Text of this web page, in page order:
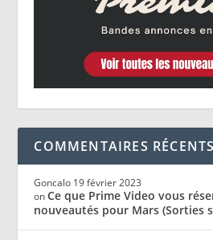
COMMENTAIRES RÉCENTS
Goncalo 19 février 2023
onCe que Prime Video vous
nouveautés pour Mars (Sorties